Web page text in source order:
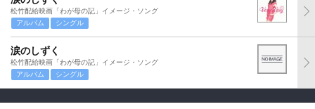
松竹配給映画「わが母の記」イメージ・ソング
アルバム
シングル
涙のしずく
松竹配給映画「わが母の記」イメージ・ソング
アルバム
シングル